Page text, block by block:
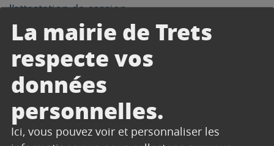
La mairie de Trets
respecte vos
données
personnelles.
Ici, vous pouvez voir et personnaliser les
l’attestation de cession.
Le prix de vente TTC et le mode de
règlement, si il y a lieu
La mention « n’appartient pas à une race » si
l’animal n’est pas inscrit au LOF* ou au LOOF**
et l’apparence raciale « aux dires du cédant » ou
La mention « de race … » si l’animal est inscrit au
LOF* ou au LOOF**
L’état de santé de l’animal apparent au jour